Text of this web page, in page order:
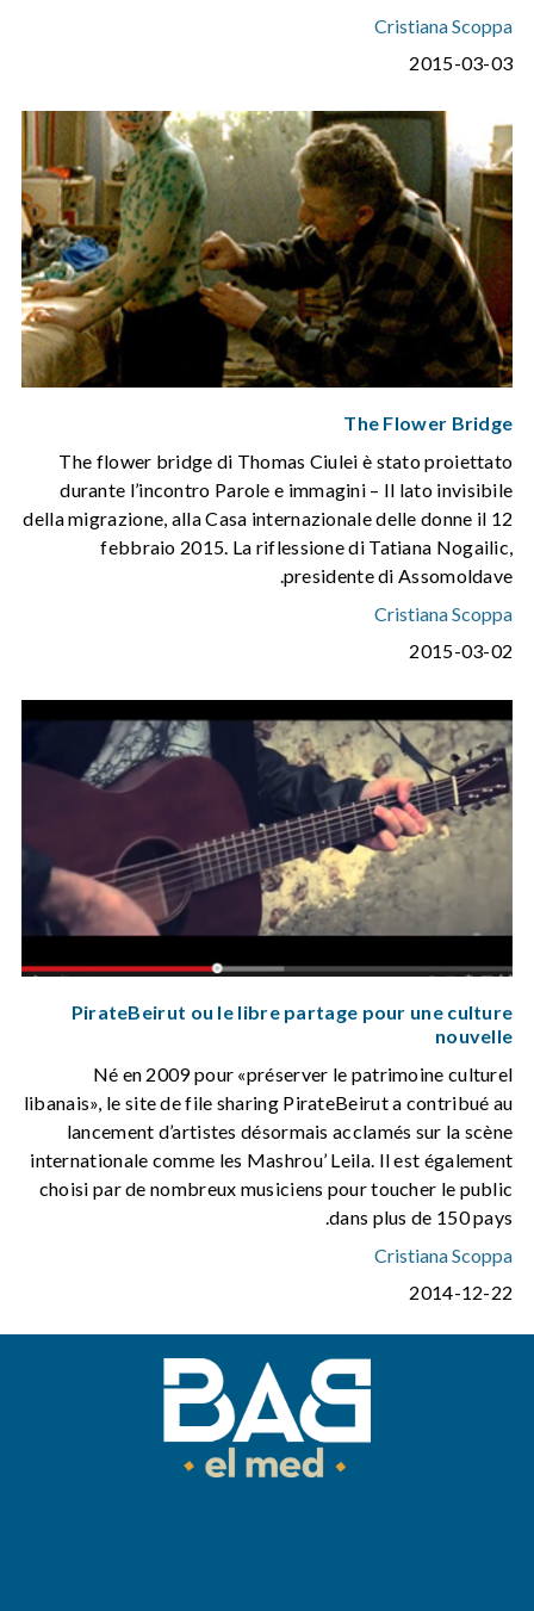
Cristiana Scoppa
2015-03-03
The Flower Bridge
The flower bridge di Thomas Ciulei è stato proiettato
durante l’incontro Parole e immagini – Il lato invisibile
della migrazione, alla Casa internazionale delle donne il 12
febbraio 2015. La riflessione di Tatiana Nogailic,
presidente di Assomoldave.
Cristiana Scoppa
2015-03-02
PirateBeirut ou le libre partage pour une culture
nouvelle
Né en 2009 pour «préserver le patrimoine culturel
libanais», le site de file sharing PirateBeirut a contribué au
lancement d’artistes désormais acclamés sur la scène
internationale comme les Mashrou’ Leila. Il est également
choisi par de nombreux musiciens pour toucher le public
dans plus de 150 pays.
Cristiana Scoppa
2014-12-22